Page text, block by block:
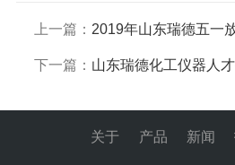
上一篇： 2019年山东瑞德五一
下一篇： 山东瑞德化工仪器人
关于 产品 新闻